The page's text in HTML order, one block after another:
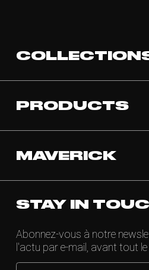
PRODUCTS
MAVERICK
STAY IN
Abonnez-vous à notre
l'actu par e-mail, avant tout le